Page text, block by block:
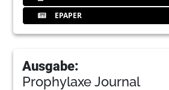
EPAPER
Ausgabe:
Prophylaxe Journal